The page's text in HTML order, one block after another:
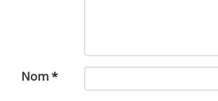
Nom*